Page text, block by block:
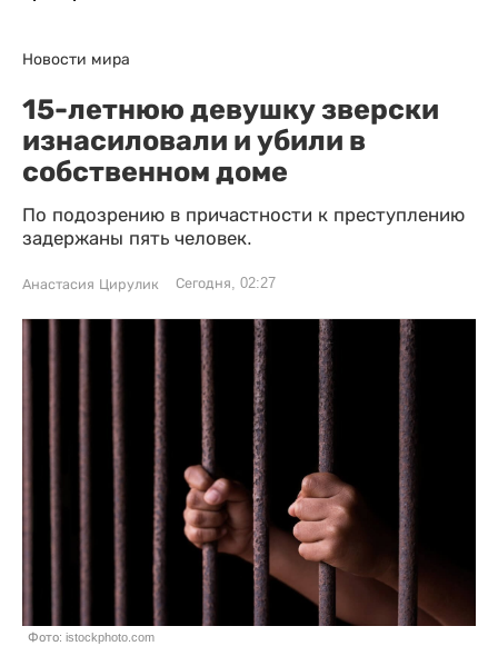
Новости мира
15-летнюю девушку зверски
изнасиловали и убили в
собственном доме
По подозрению в причастности к преступлению
задержаны пять человек.
Анастасия Цирулик Сегодня, 02:27
Фото: istockphoto.com